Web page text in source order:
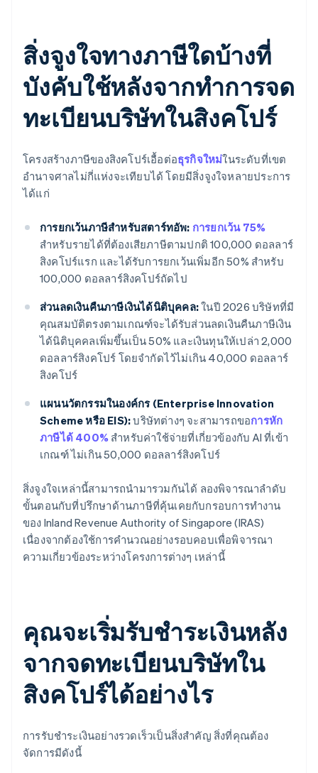
สิ่งจูงใจทางภาษีใดบ้างที่
บังคับใช้หลังจากทำการจด
ทะเบียนบริษัทในสิงคโปร์
โครงสร้างภาษีของสิงคโปร์เอื้อต่อธุรกิจใหม่ในระดับที่เขต
อำนาจศาลไม่กี่แห่งจะเทียบได้ โดยมีสิ่งจูงใจหลายประการ
ได้แก่
การยกเว้นภาษีสำหรับสตาร์ทอัพ: การยกเว้น 75%
สำหรับรายได้ที่ต้องเสียภาษีตามปกติ 100,000 ดอลลาร์
สิงคโปร์แรก และได้รับการยกเว้นเพิ่มอีก 50% สำหรับ
100,000 ดอลลาร์สิงคโปร์ถัดไป
ส่วนลดเงินคืนภาษีเงินได้นิติบุคคล:ในปี 2026 บริษัทที่มี
คุณสมบัติตรงตามเกณฑ์จะได้รับส่วนลดเงินคืนภาษีเงิน
ได้นิติบุคคลเพิ่มขึ้นเป็น 50% และเงินทุนให้เปล่า 2,000
ดอลลาร์สิงคโปร์ โดยจำกัดไว้ไม่เกิน 40,000 ดอลลาร์
สิงคโปร์
แผนนวัตกรรมในองค์กร (Enterprise Innovation
Scheme หรือ EIS):บริษัทต่างๆ จะสามารถขอการหัก
ภาษีได้ 400% สำหรับค่าใช้จ่ายที่เกี่ยวข้องกับ AI ที่เข้า
เกณฑ์ ไม่เกิน 50,000 ดอลลาร์สิงคโปร์
สิ่งจูงใจเหล่านี้สามารถนำมารวมกันได้ ลองพิจารณาลำดับ
ขั้นตอนกับที่ปรึกษาด้านภาษีที่คุ้นเคยกับกรอบการทำงาน
ของ Inland Revenue Authority of Singapore (IRAS)
เนื่องจากต้องใช้การคำนวณอย่างรอบคอบเพื่อพิจารณา
ความเกี่ยวข้องระหว่างโครงการต่างๆ เหล่านี้
คุณจะเริ่มรับชำระเงินหลัง
จากจดทะเบียนบริษัทใน
สิงคโปร์ได้อย่างไร
การรับชำระเงินอย่างรวดเร็วเป็นสิ่งสำคัญ สิ่งที่คุณต้อง
จัดการมีดังนี้